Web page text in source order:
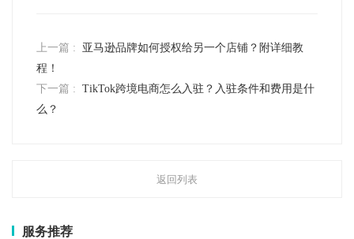
上一篇 :
亚马逊品牌如何授权给另一个店铺？附详细教
程！
下一篇 : TikTok跨境电商怎么入驻？入驻条件和费用是什
么？
返回列表
服务推荐